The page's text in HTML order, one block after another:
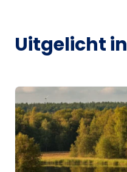
Uitgelicht